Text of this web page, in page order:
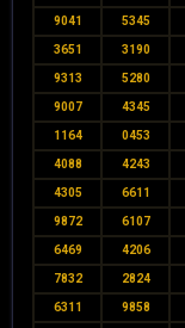
9041 5345
3651 3190
9313 5280
9007 4345
1164 0453
4088 4243
4305 6611
9872 6107
6469 4206
7832 2824
6311 9858